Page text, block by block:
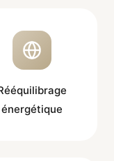
énergétique